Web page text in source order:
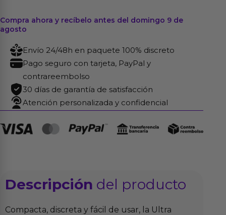
Compra ahora y recíbelo antes del domingo 9 de
agosto
Envío 24/48h en paquete 100% discreto
Pago seguro con tarjeta, PayPal y
contrareembolso
30 días de garantía de satisfacción
Atención personalizada y confidencial
Descripción del producto
Compacta, discreta y fácil de usar, la Ultra